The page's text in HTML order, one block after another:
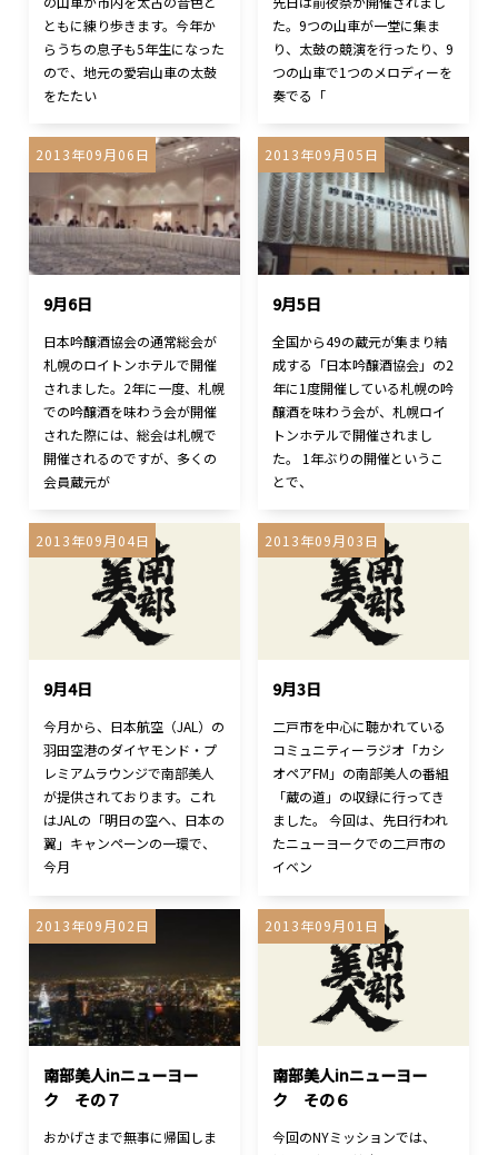
ともに練り歩きます。今年か
らうちの息子も5年生になった
ので、地元の愛宕山車の太鼓
をたたい
た。9つの山車が一堂に集ま
り、太鼓の競演を行ったり、9
つの山車で1つのメロディーを
奏でる「
2013年09月06日
9月6日
日本吟醸酒協会の通常総会が
札幌のロイトンホテルで開催
されました。2年に一度、札幌
での吟醸酒を味わう会が開催
された際には、総会は札幌で
開催されるのですが、多くの
会員蔵元が
2013年09月05日
9月5日
全国から49の蔵元が集まり結
成する「日本吟醸酒協会」の2
年に1度開催している札幌の吟
醸酒を味わう会が、札幌ロイ
トンホテルで開催されまし
た。 1年ぶりの開催というこ
とで、
2013年09月04日
9月4日
今月から、日本航空（JAL）の
羽田空港のダイヤモンド・プ
レミアムラウンジで南部美人
が提供されております。これ
はJALの「明日の空へ、日本の
翼」キャンペーンの一環で、
今月
2013年09月03日
9月3日
二戸市を中心に聴かれている
コミュニティーラジオ「カシ
オペアFM」の南部美人の番組
「蔵の道」の収録に行ってき
ました。 今回は、先日行われ
たニューヨークでの二戸市の
イベン
2013年09月02日
南部美人inニューヨー
ク その７
おかげさまで無事に帰国しま
2013年09月01日
南部美人inニューヨー
ク その６
今回のNYミッションでは、